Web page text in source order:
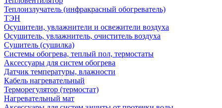
Теплоизлучатель (инфракрасный обогреватель)
ТЭН
Осушители, увлажнители и освежители воздуха
Осушитель, увлажнитель, очиститель воздуха
Сушитель (сушилка)
Системы обогрева, теплый пол, термостаты
Аксессуары для систем обогрева
Датчик температуры, влажности
Кабель нагревательный
Терморегулятор (термостат)
Нагревательный мат